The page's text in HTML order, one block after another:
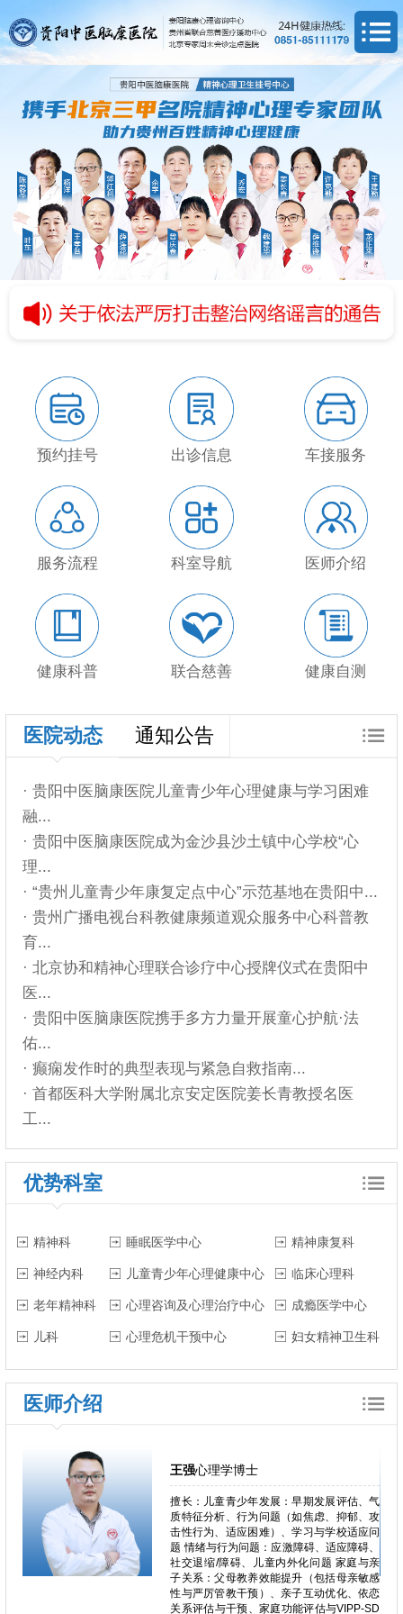
预约挂号 出诊信息 车接服务
服务流程 科室导航 医师介绍
健康科普 联合慈善 健康自测
医院动态 通知公告
· 贵阳中医脑康医院儿童青少年心理健康与学习困难
融...
· 贵阳中医脑康医院成为金沙县沙土镇中心学校“心
理...
· “贵州儿童青少年康复定点中心”示范基地在贵阳中...
· 贵州广播电视台科教健康频道观众服务中心科普教
育...
· 北京协和精神心理联合诊疗中心授牌仪式在贵阳中
医...
· 贵阳中医脑康医院携手多方力量开展童心护航·法
佑...
· 癫痫发作时的典型表现与紧急自救指南...
· 首都医科大学附属北京安定医院姜长青教授名医
工...
优势科室
精神科 睡眠医学中心 精神康复科
神经内科 儿童青少年心理健康中心 临床心理科
老年精神科 心理咨询及心理治疗中心 成瘾医学中心
儿科 心理危机干预中心 妇女精神卫生科
医师介绍
阴
王强心理学博士
擅长：儿童青少年发展：早期发展评估、气
质特征分析、行为问题（如焦虑、抑郁、攻
击性行为、适应困难）、学习与学校适应问
题 情绪与行为问题：应激障碍、适应障碍、
社交退缩/障碍、儿童内外化问题 家庭与亲
子关系：父母教养效能提升（包括母亲敏感
性与严厉管教干预）、亲子互动优化、依恋
关系评估与干预、家庭功能评估与VIPP-SD